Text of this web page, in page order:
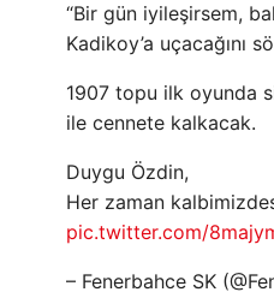
“Bir gün iyileşirsem,
Kadikoy’a uçacağını
1907 topu ilk oyunda
ile cennete kalkacak.
Duygu Özdin,
Her zaman
pic.twitter.com/
– Fenerbahce SK